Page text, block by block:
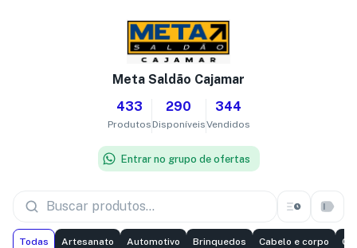
Meta Saldão Cajamar
433
Produtos
290
Disponíveis
344
Vendidos
Entrar no grupo de ofertas
Todas Artesanato Automotivo Brinquedos Cabelo e corpo